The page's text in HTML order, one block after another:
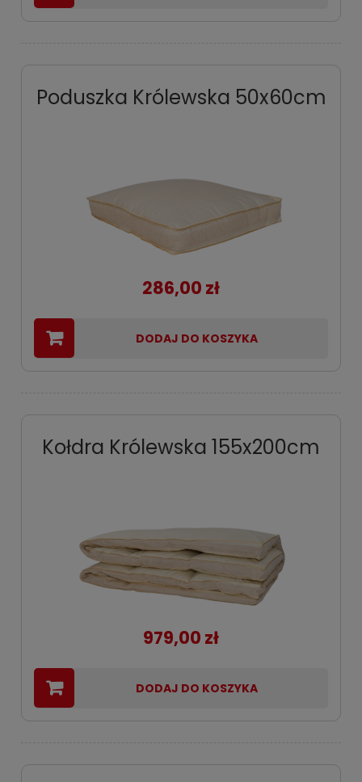
Poduszka Królewska 50x60cm
286,00 zł
DODAJ DO KOSZYKA
Kołdra Królewska 155x200cm
979,00 zł
DODAJ DO KOSZYKA